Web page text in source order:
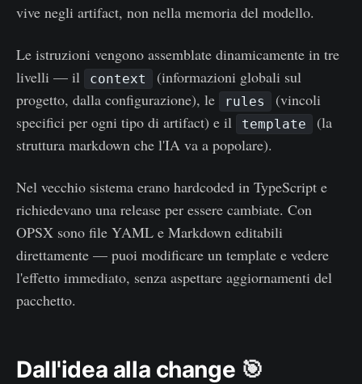
vive negli artifact, non nella memoria del modello.
Le istruzioni vengono assemblate dinamicamente in tre
livelli — il
context
(informazioni globali sul
progetto, dalla configurazione), le
rules
(vincoli
specifici per ogni tipo di artifact) e il
template
(la
struttura markdown che l'IA va a popolare).
Nel vecchio sistema erano hardcoded in TypeScript e
richiedevano una release per essere cambiate. Con
OPSX sono file YAML e Markdown editabili
direttamente — puoi modificare un template e vedere
l'effetto immediato, senza aspettare aggiornamenti del
pacchetto.
Dall'idea alla change 🎯